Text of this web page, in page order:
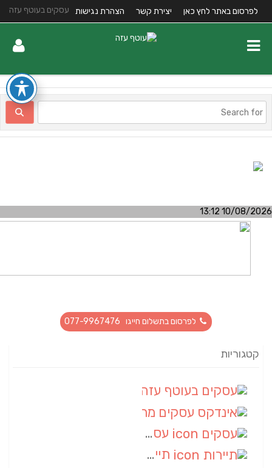
עסקים בעוטף עזה לפרסום באתר לחץ כאן יצירת קשר הצהרת נגישות
10/08/2026
לפרסום בתשלום חייגו 077-9967476
קטגוריות
עסקים
תיירות